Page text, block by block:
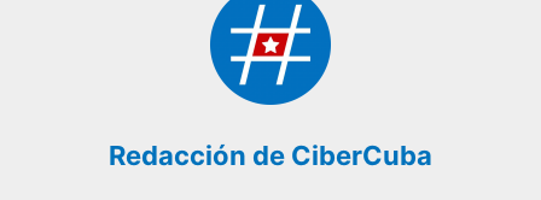
Redacción de CiberCuba